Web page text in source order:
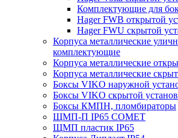
Комплектующие для
Hager FWB открытой
Hager FWU скрытой
Корпуса металлические
комплектующие
Корпуса металлические
Корпуса металлические
Боксы VIKO наружной
Боксы VIKO скрытой
Боксы КМПН, пломбираторы
ЩМП-П IP65 COMET
ЩМП пластик IP65